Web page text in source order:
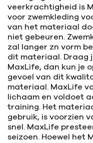
veerkrachtigheid is
voor zwemkleding
van het materiaal
niet gebeuren.
zal langer zn vorm
dit materiaal. Draag
MaxLife, dan kun je
gevoel van dit
materiaal. MaxLife
lichaam en voldoet
training. Het
gebruik, is voorzien
snel. MaxLife
seizoen. Hoewel het